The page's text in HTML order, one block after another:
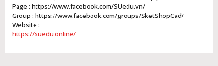
Page : https://www.facebook.com/SUedu.vn/
Group : https://www.facebook.com/groups/SketShopCad/
Website :
https://suedu.online/